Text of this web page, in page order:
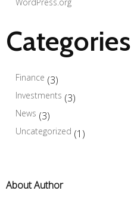
Categories
Finance (3)
Investments (3)
News (3)
Uncategorized (1)
About Author